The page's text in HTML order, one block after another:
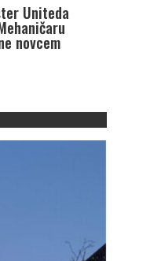
Uniteda
novcem